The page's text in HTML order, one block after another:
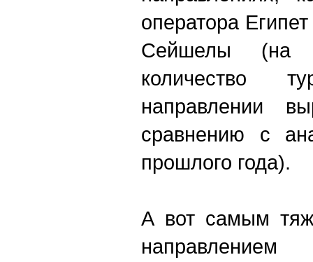
оператора
Сейшелы (на
количество
направлении
сравнению с
прошлого года).
А вот самым